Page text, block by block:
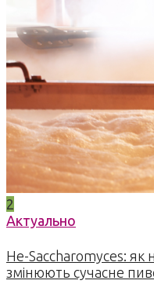
2
Актуально
Не-Saccharomyces: як
змінюють сучасне